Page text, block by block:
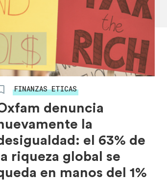
FINANZAS ETICAS
denuncia
la
el 63% de
la riqueza global se
en manos del 1%